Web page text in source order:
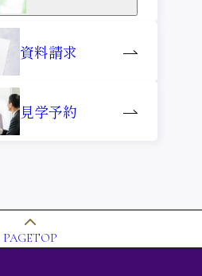
資料請求
見学予約
PAGETOP